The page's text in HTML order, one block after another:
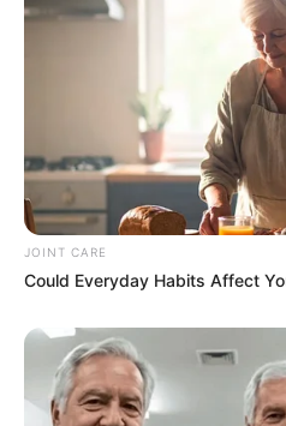
1 ก.ย. 2022
JOINT CARE
Could Everyday Habits Affect